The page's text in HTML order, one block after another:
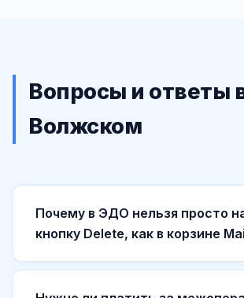
Вопросы и ответы
Волжском
Почему в ЭДО нельзя просто
кнопку Delete, как в корзине